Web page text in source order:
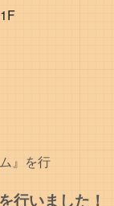
行いました！